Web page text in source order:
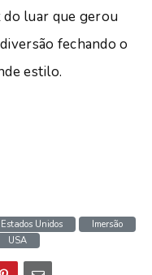
do luar que gerou
fechando o
estilo.
Estados Unidos
Imersão
USA